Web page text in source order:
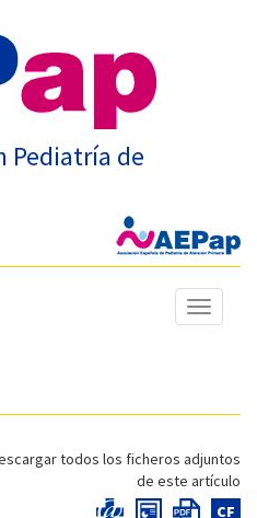
Pediatría de
Mostrar
menú
todos los ficheros adjuntos
de este artículo
CF